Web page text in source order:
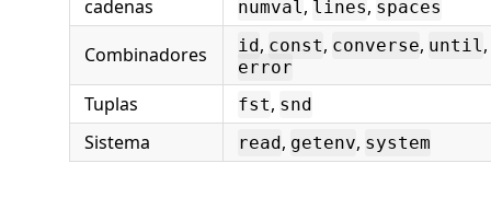
cadenas
numval, lines, spaces
Combinadores id , const, converse, until,
error
Tuplas fst, snd
Sistema read , getenv, system